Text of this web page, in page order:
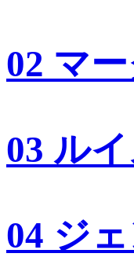
02 マ
03 ル
04 ジ